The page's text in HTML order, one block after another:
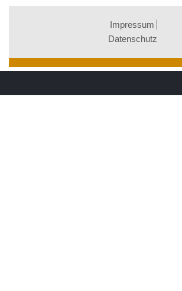
Impressum
Datenschutz